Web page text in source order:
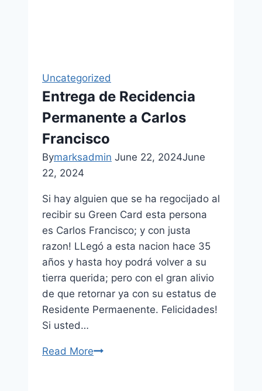
Uncategorized
Entrega de Recidencia
Permanente a Carlos
Francisco
Bymarksadmin June 22, 2024June
22, 2024
Si hay alguien que se ha regocijado al
recibir su Green Card esta persona
es Carlos Francisco; y con justa
razon! LLegó a esta nacion hace 35
años y hasta hoy podrá volver a su
tierra querida; pero con el gran alivio
de que retornar ya con su estatus de
Residente Permaenente. Felicidades!
Si usted…
Read More